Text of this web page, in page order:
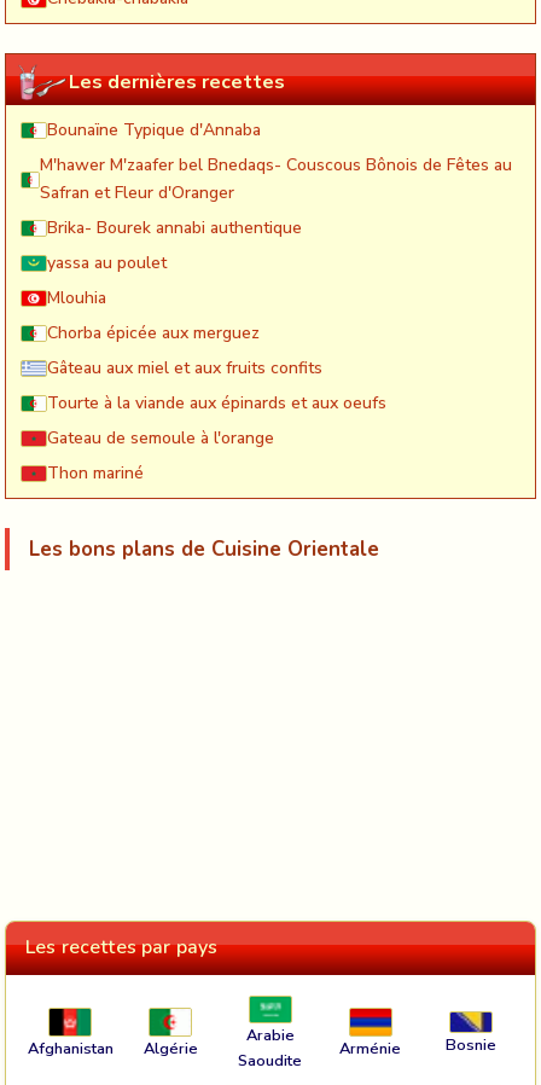
Les dernières recettes
Bounaïne Typique d'Annaba
M'hawer M'zaafer bel Bnedaqs- Couscous Bônois de Fêtes au
Safran et Fleur d'Oranger
Brika- Bourek annabi authentique
yassa au poulet
Mlouhia
Chorba épicée aux merguez
Gâteau aux miel et aux fruits confits
Tourte à la viande aux épinards et aux oeufs
Gateau de semoule à l'orange
Thon mariné
Les bons plans de Cuisine Orientale
Les recettes par pays
Afghanistan Algérie
Arabie
Saoudite
Arménie Bosnie